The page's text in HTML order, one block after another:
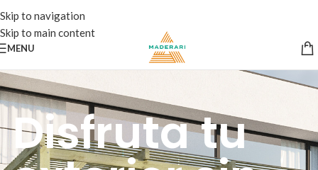
Skip to navigation
Skip to main content
MENU
Disfruta tu